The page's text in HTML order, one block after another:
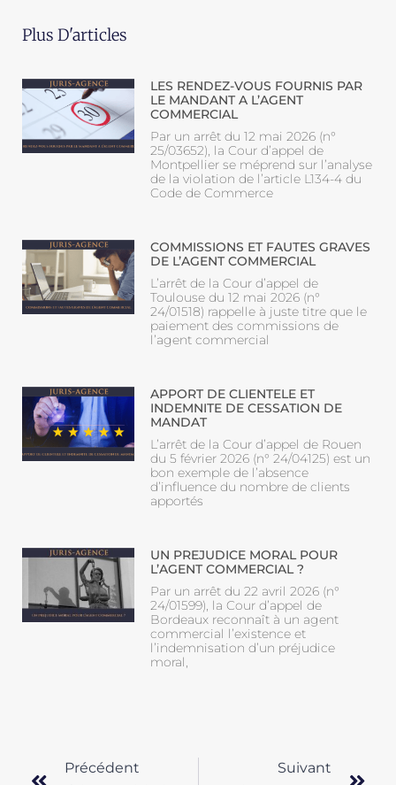
Plus D'articles
LES RENDEZ-VOUS FOURNIS PAR
LE MANDANT A L’AGENT
COMMERCIAL
Par un arrêt du 12 mai 2026 (n°
25/03652), la Cour d’appel de
Montpellier se méprend sur l’analyse
de la violation de l’article L134-4 du
Code de Commerce
COMMISSIONS ET FAUTES GRAVES
DE L’AGENT COMMERCIAL
L’arrêt de la Cour d’appel de
Toulouse du 12 mai 2026 (n°
24/01518) rappelle à juste titre que le
paiement des commissions de
l’agent commercial
APPORT DE CLIENTELE ET
INDEMNITE DE CESSATION DE
MANDAT
L’arrêt de la Cour d’appel de Rouen
du 5 février 2026 (n° 24/04125) est un
bon exemple de l’absence
d’influence du nombre de clients
apportés
UN PREJUDICE MORAL POUR
L’AGENT COMMERCIAL ?
Par un arrêt du 22 avril 2026 (n°
24/01599), la Cour d’appel de
Bordeaux reconnaît à un agent
commercial l’existence et
l’indemnisation d’un préjudice
moral,
Précédent Suivant